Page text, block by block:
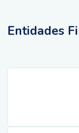
Entidades